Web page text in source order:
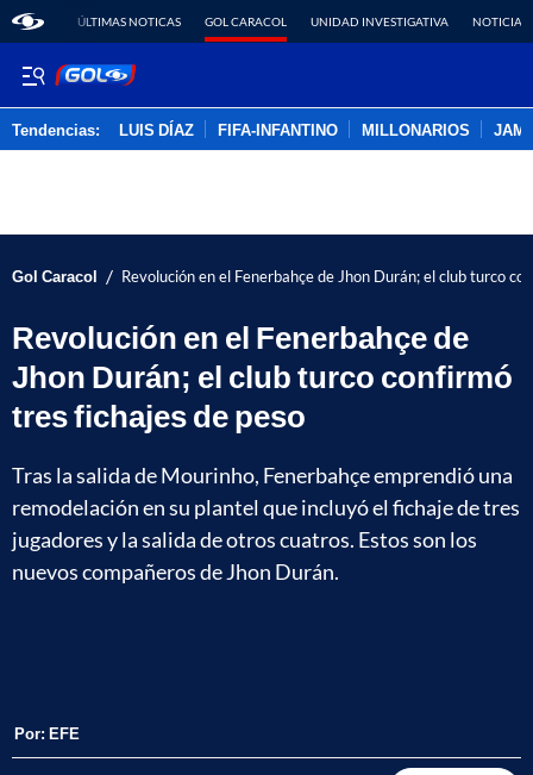
ÚLTIMAS NOTICAS GOL CARACOL UNIDAD INVESTIGATIVA NOTICIAS
Tendencias: LUIS DÍAZ FIFA-INFANTINO MILLONARIOS
Gol Caracol / Revolución en el Fenerbahçe de Jhon Durán; el club turco
Revolución en el Fenerbahçe de
Jhon Durán; el club turco confirmó
tres fichajes de peso
Tras la salida de Mourinho, Fenerbahçe emprendió una
remodelación en su plantel que incluyó el fichaje de tres
jugadores y la salida de otros cuatros. Estos son los
nuevos compañeros de Jhon Durán.
Por: EFE